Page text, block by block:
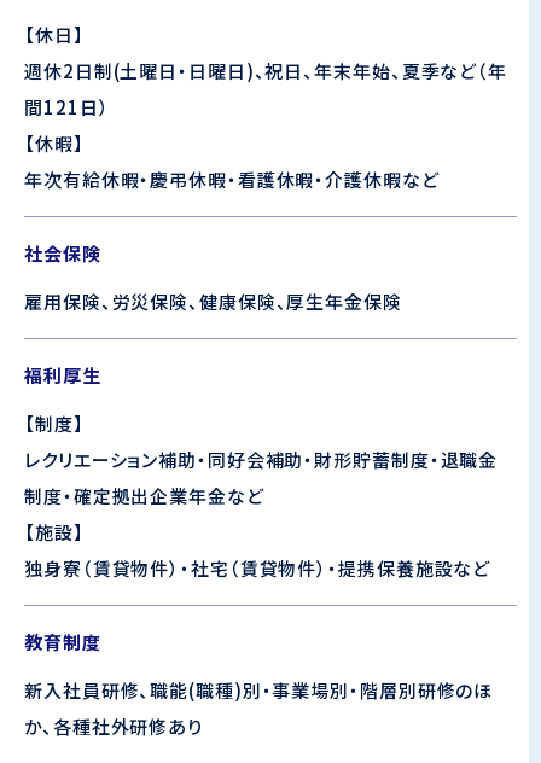
【休日】
週休2日制(土曜日・日曜日)、祝日、年末年始、夏季など（年
間121日）
【休暇】
年次有給休暇・慶弔休暇・看護休暇・介護休暇など
社会保険
雇用保険、労災保険、健康保険、厚生年金保険
福利厚生
【制度】
レクリエーション補助・同好会補助・財形貯蓄制度・退職金
制度・確定拠出企業年金など
【施設】
独身寮（賃貸物件）・社宅（賃貸物件）・提携保養施設など
教育制度
新入社員研修、職能(職種)別・事業場別・階層別研修のほ
か、各種社外研修あり